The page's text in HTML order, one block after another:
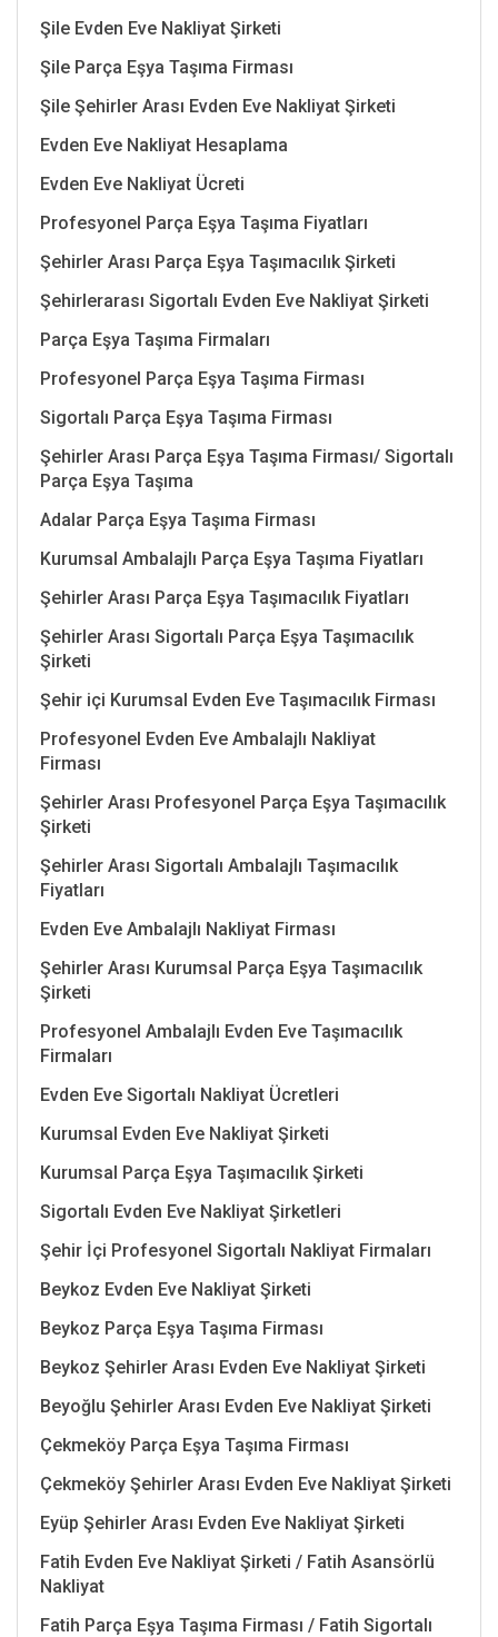
Şile Evden Eve Nakliyat Şirketi
Şile Parça Eşya Taşıma Firması
Şile Şehirler Arası Evden Eve Nakliyat Şirketi
Evden Eve Nakliyat Hesaplama
Evden Eve Nakliyat Ücreti
Profesyonel Parça Eşya Taşıma Fiyatları
Şehirler Arası Parça Eşya Taşımacılık Şirketi
Şehirlerarası Sigortalı Evden Eve Nakliyat Şirketi
Parça Eşya Taşıma Firmaları
Profesyonel Parça Eşya Taşıma Firması
Sigortalı Parça Eşya Taşıma Firması
Şehirler Arası Parça Eşya Taşıma Firması/ Sigortalı
Parça Eşya Taşıma
Adalar Parça Eşya Taşıma Firması
Kurumsal Ambalajlı Parça Eşya Taşıma Fiyatları
Şehirler Arası Parça Eşya Taşımacılık Fiyatları
Şehirler Arası Sigortalı Parça Eşya Taşımacılık
Şirketi
Şehir içi Kurumsal Evden Eve Taşımacılık Firması
Profesyonel Evden Eve Ambalajlı Nakliyat
Firması
Şehirler Arası Profesyonel Parça Eşya Taşımacılık
Şirketi
Şehirler Arası Sigortalı Ambalajlı Taşımacılık
Fiyatları
Evden Eve Ambalajlı Nakliyat Firması
Şehirler Arası Kurumsal Parça Eşya Taşımacılık
Şirketi
Profesyonel Ambalajlı Evden Eve Taşımacılık
Firmaları
Evden Eve Sigortalı Nakliyat Ücretleri
Kurumsal Evden Eve Nakliyat Şirketi
Kurumsal Parça Eşya Taşımacılık Şirketi
Sigortalı Evden Eve Nakliyat Şirketleri
Şehir İçi Profesyonel Sigortalı Nakliyat Firmaları
Beykoz Evden Eve Nakliyat Şirketi
Beykoz Parça Eşya Taşıma Firması
Beykoz Şehirler Arası Evden Eve Nakliyat Şirketi
Beyoğlu Şehirler Arası Evden Eve Nakliyat Şirketi
Çekmeköy Parça Eşya Taşıma Firması
Çekmeköy Şehirler Arası Evden Eve Nakliyat Şirketi
Eyüp Şehirler Arası Evden Eve Nakliyat Şirketi
Fatih Evden Eve Nakliyat Şirketi / Fatih Asansörlü
Nakliyat
Fatih Parça Eşya Taşıma Firması / Fatih Sigortalı